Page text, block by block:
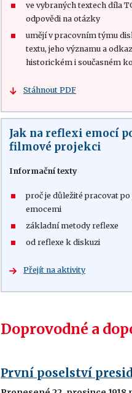
ve vybraných textech díla
odpovědi na otázky
umějí v pracovním týmu
textu, jeho významu a
historickém i současném
Stáhnout PDF
Jak na reflexi emocí
filmové projekci
Informační texty
proč je důležité pracovat
emocemi
základní metody reflexe
od reflexe k diskuzi
Přejít na aktivity
Doprovodné a
První poselství